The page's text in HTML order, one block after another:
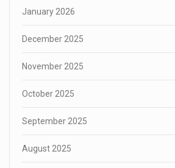
January 2026
December 2025
November 2025
October 2025
September 2025
August 2025